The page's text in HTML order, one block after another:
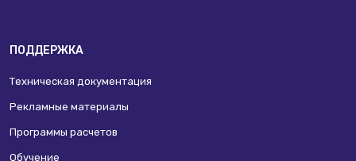
ПОДДЕРЖКА
Техническая документация
Рекламные материалы
Программы расчетов
Обучение